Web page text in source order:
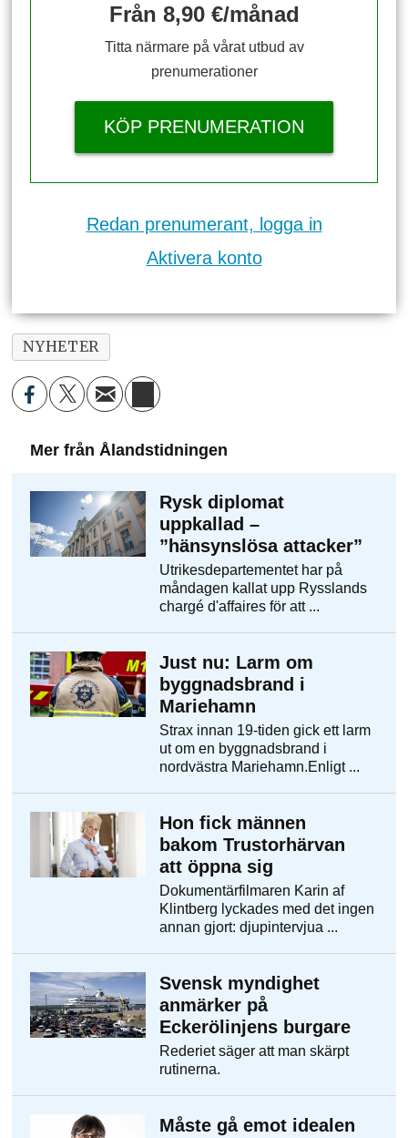
Från 8,90 €/månad
Titta närmare på vårat utbud av
prenumerationer
KÖP PRENUMERATION
Redan prenumerant, logga in
Aktivera konto
NYHETER